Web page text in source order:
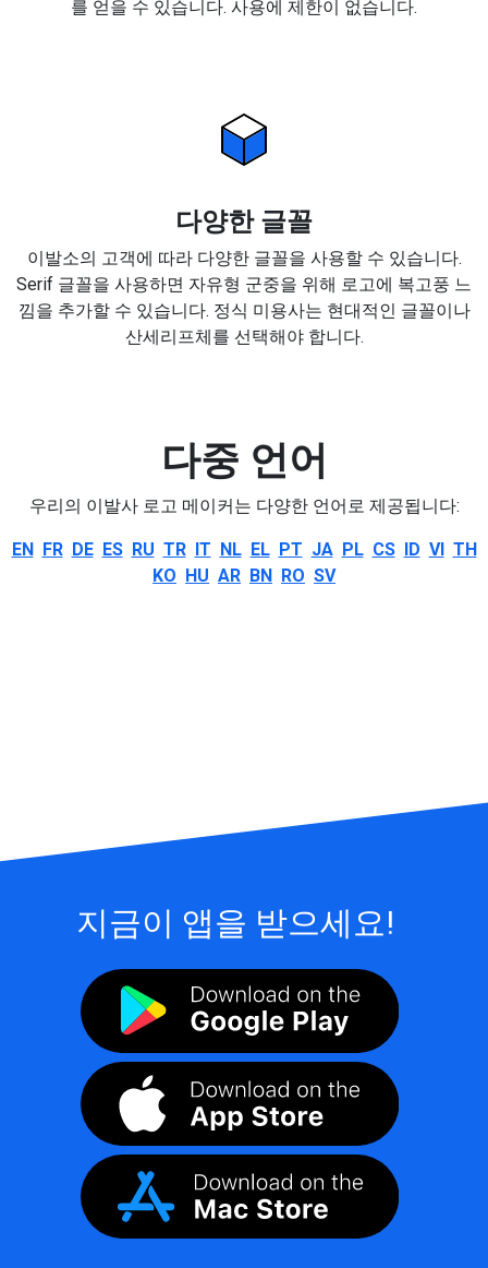
를 얻을 수 있습니다. 사용에 제한이 없습니다.
다양한 글꼴
이발소의 고객에 따라 다양한 글꼴을 사용할 수 있습니다.
Serif 글꼴을 사용하면 자유형 군중을 위해 로고에 복고풍 느
낌을 추가할 수 있습니다. 정식 미용사는 현대적인 글꼴이나
산세리프체를 선택해야 합니다.
다중 언어
우리의 이발사 로고 메이커는 다양한 언어로 제공됩니다:
EN FR DE ES RU TR IT NL EL PT JA PL CS ID VI TH
KO HU AR BN RO SV
지금이 앱을 받으세요!